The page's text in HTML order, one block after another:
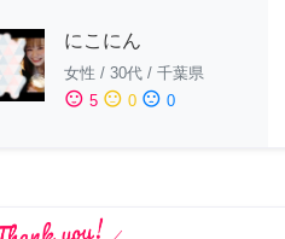
にこにん
女性 / 30代 / 千葉県
sentiment_satisfied 5 sentiment_neutral 0 sentiment_dissatisfied 0